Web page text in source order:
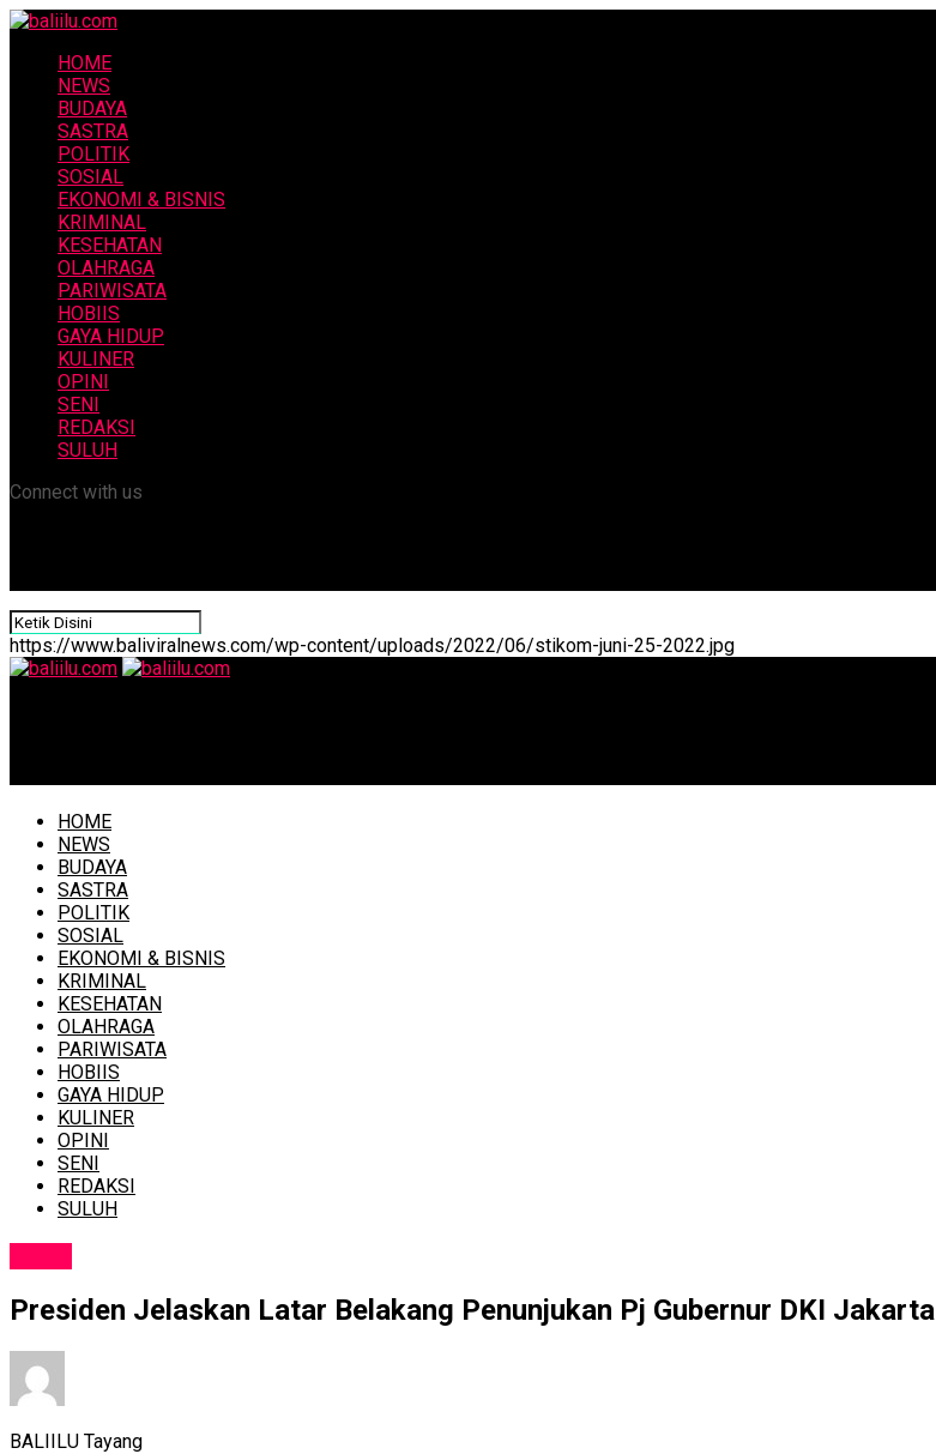
HOME
NEWS
BUDAYA
SASTRA
POLITIK
SOSIAL
EKONOMI & BISNIS
KRIMINAL
KESEHATAN
OLAHRAGA
PARIWISATA
HOBIIS
GAYA HIDUP
KULINER
OPINI
SENI
REDAKSI
SULUH
Connect with us
https://www.baliviralnews.com/wp-content/uploads/2022/06/stikom-juni-25-2022.jpg
HOME
NEWS
BUDAYA
SASTRA
POLITIK
SOSIAL
EKONOMI & BISNIS
KRIMINAL
KESEHATAN
OLAHRAGA
PARIWISATA
HOBIIS
GAYA HIDUP
KULINER
OPINI
SENI
REDAKSI
SULUH
Presiden Jelaskan Latar Belakang Penunjukan Pj Gubernur DKI Jakarta
BALIILU Tayang